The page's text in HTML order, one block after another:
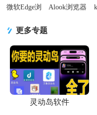
微软Edge浏
版
v149.0.4022.105
安卓正式版
Alook浏览器
更多专题
灵动岛软件